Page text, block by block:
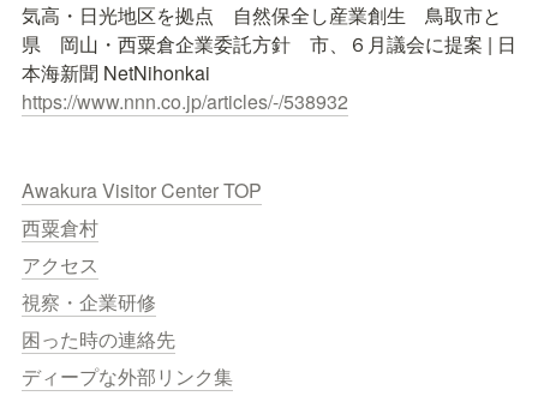
気高・日光地区を拠点　自然保全し産業創生　鳥取市と
県　岡山・西粟倉企業委託方針　市、６月議会に提案 | 日
https://www.nnn.co.jp/articles/-/538932
Awakura Visitor Center TOP
西粟倉村
アクセス
視察・企業研修
困った時の連絡先
ディープな外部リンク集